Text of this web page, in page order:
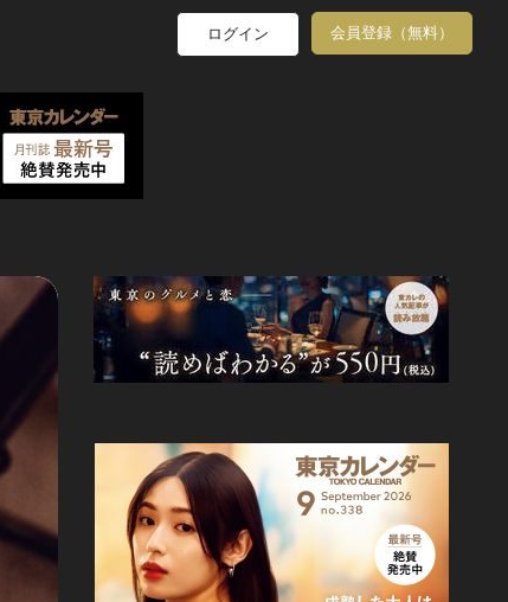
ログイン 会員登録（無料）